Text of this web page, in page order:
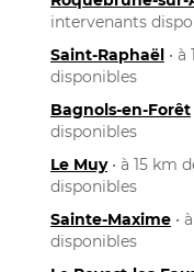
intervenants
Saint-Raphaël •
disponibles
Bagnols-en-Forêt
disponibles
Le Muy• à 15 km
disponibles
Sainte-Maxime •
disponibles